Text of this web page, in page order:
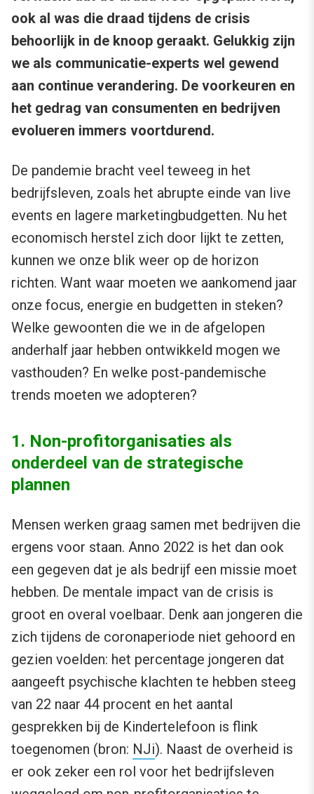
ook al was die draad tijdens de crisis
behoorlijk in de knoop geraakt. Gelukkig zijn
we als communicatie-experts wel gewend
aan continue verandering. De voorkeuren en
het gedrag van consumenten en bedrijven
evolueren immers voortdurend.
De pandemie bracht veel teweeg in het
bedrijfsleven, zoals het abrupte einde van live
events en lagere marketingbudgetten. Nu het
economisch herstel zich door lijkt te zetten,
kunnen we onze blik weer op de horizon
richten. Want waar moeten we aankomend jaar
onze focus, energie en budgetten in steken?
Welke gewoonten die we in de afgelopen
anderhalf jaar hebben ontwikkeld mogen we
vasthouden? En welke post-pandemische
trends moeten we adopteren?
1. Non-profitorganisaties als
onderdeel van de strategische
plannen
Mensen werken graag samen met bedrijven die
ergens voor staan. Anno 2022 is het dan ook
een gegeven dat je als bedrijf een missie moet
hebben. De mentale impact van de crisis is
groot en overal voelbaar. Denk aan jongeren die
zich tijdens de coronaperiode niet gehoord en
gezien voelden: het percentage jongeren dat
aangeeft psychische klachten te hebben steeg
van 22 naar 44 procent en het aantal
gesprekken bij de Kindertelefoon is flink
toegenomen (bron: NJi). Naast de overheid is
er ook zeker een rol voor het bedrijfsleven